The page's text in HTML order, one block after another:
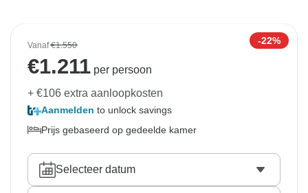
Vanaf€1.550 -22%
€1.211 per persoon
+ €106 extra aanloopkosten
Aanmelden to unlock savings
Prijs gebaseerd op gedeelde kamer
Selecteer datum